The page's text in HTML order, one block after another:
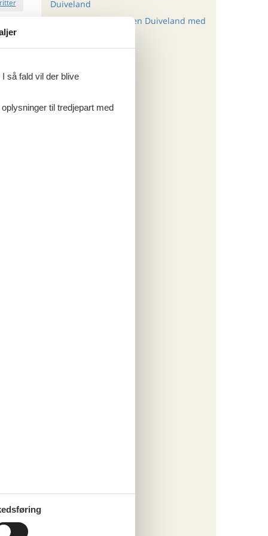
26
Duiveland
Sommerhus Schouwen Duiveland med
så fald vil der blive
til tredjepart med